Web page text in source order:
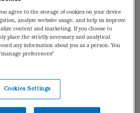
zoek
literatuur
agree to the storage of cookies on your device
analyze website usage, and help us improve
content and marketing. If you choose to
place the strictly necessary and analytical
any information about you as a person. You
preferences"
Cookies Settings